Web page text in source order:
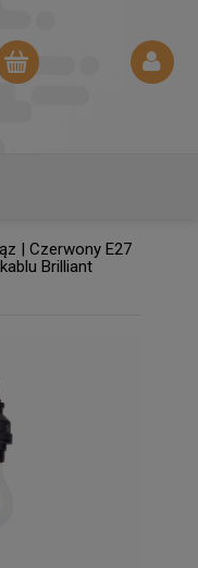
| Czerwony E27
Brilliant